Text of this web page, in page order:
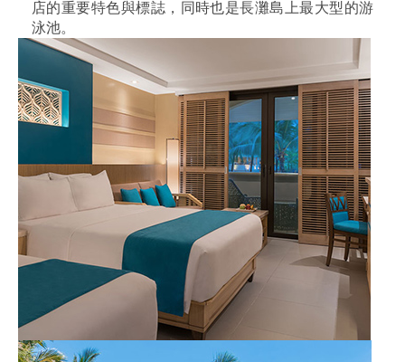
店的重要特色與標誌，同時也是長灘島上最大型的游
泳池。